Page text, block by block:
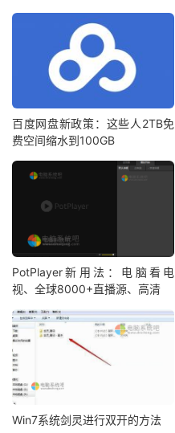
百度网盘新政策：这些人2TB免
费空间缩水到100GB
PotPlayer新用法：电脑看电
视、全球8000+直播源、高清
Win7系统剑灵进行双开的方法